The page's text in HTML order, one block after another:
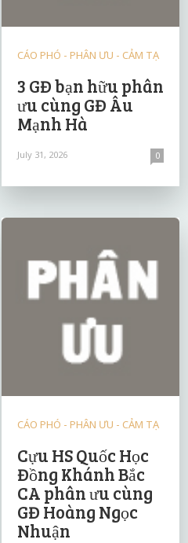
CÁO PHÓ - PHÂN ƯU - CẢM TẠ
3 GĐ bạn hữu phân
ưu cùng GĐ Âu
Mạnh Hà
July 31, 2026 0
CÁO PHÓ - PHÂN ƯU - CẢM TẠ
Cựu HS Quốc Học
Đồng Khánh Bắc
CA phân ưu cùng
GĐ Hoàng Ngọc
Nhuận